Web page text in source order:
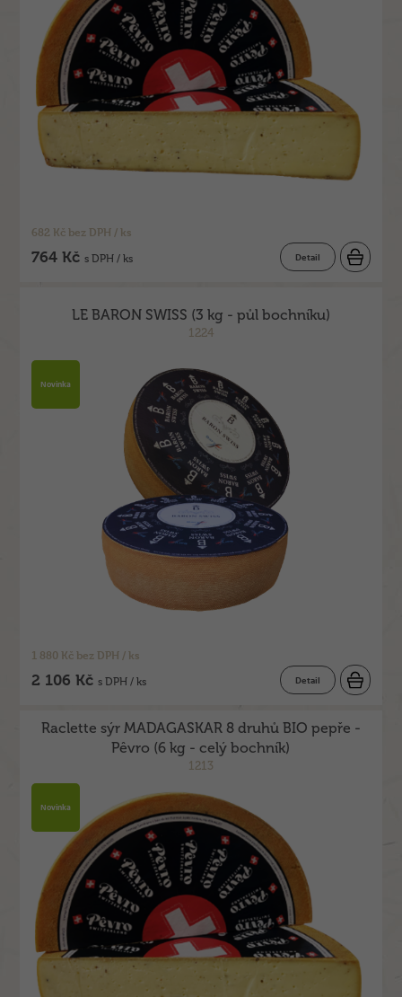
682 Kč bez DPH / ks
764 Kčs DPH / ks Detail
LE BARON SWISS (3 kg - půl bochníku)
1224
Novinka
1 880 Kč bez DPH / ks
2 106 Kčs DPH / ks Detail
Raclette sýr MADAGASKAR 8 druhů BIO pepře -
Pêvro (6 kg - celý bochník)
1213
Novinka